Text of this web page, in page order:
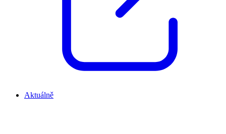
Aktuálně